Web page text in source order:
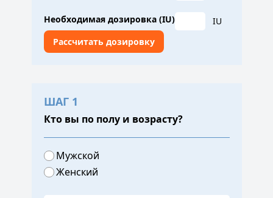
Необходимая дозировка (IU) IU
ШАГ 1
Кто вы по полу и возрасту?
Мужской
Женский